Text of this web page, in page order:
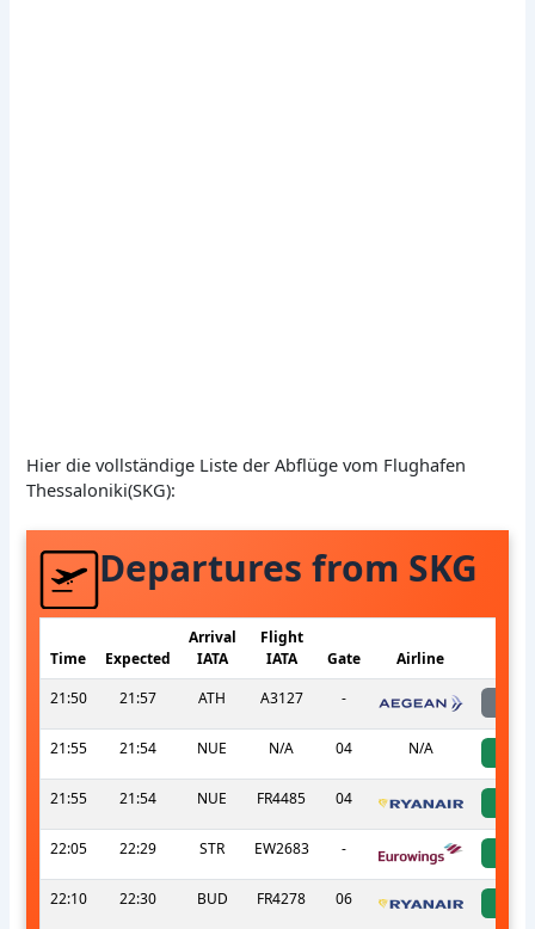
Hier die vollständige Liste der Abflüge vom Flughafen
Thessaloniki(SKG):
Departures from SKG
Time Expected
Arrival
IATA
Flight
IATA
Gate Airline
21:50
21:57 ATH A3127 -
21:55 21:54 NUE N/A 04 N/A
21:55 21:54 NUE FR4485 04
22:05 22:29 STR EW2683 -
22:10 22:30 BUD FR4278 06